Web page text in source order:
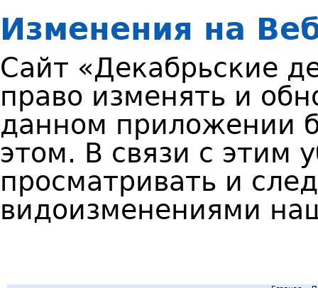
Изменения на
Сайт «Декабрьские
право изменять и
данном приложении
этом. В связи с этим
просматривать и
видоизменениями